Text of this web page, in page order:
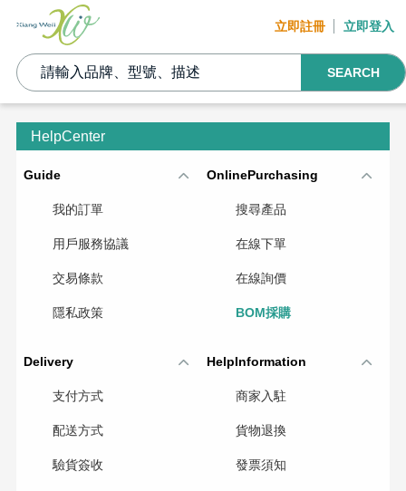
立即註冊 立即登入
SEARCH
HelpCenter
Guide
我的訂單
用戶服務協議
交易條款
隱私政策
OnlinePurchasing
搜尋產品
在線下單
在線詢價
BOM採購
Delivery
支付方式
配送方式
驗貨簽收
HelpInformation
商家入駐
貨物退換
發票須知